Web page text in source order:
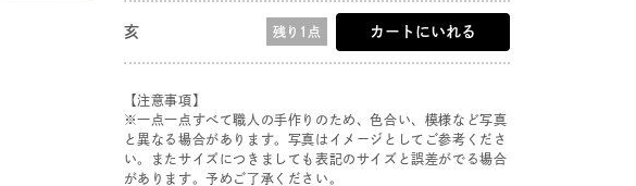
亥 残り1点 カートにいれる
【注意事項】
※一点一点すべて職人の手作りのため、色合い、模様など写真
と異なる場合があります。写真はイメージとしてご参考くださ
い。またサイズにつきましても表記のサイズと誤差がでる場合
があります。予めご了承ください。